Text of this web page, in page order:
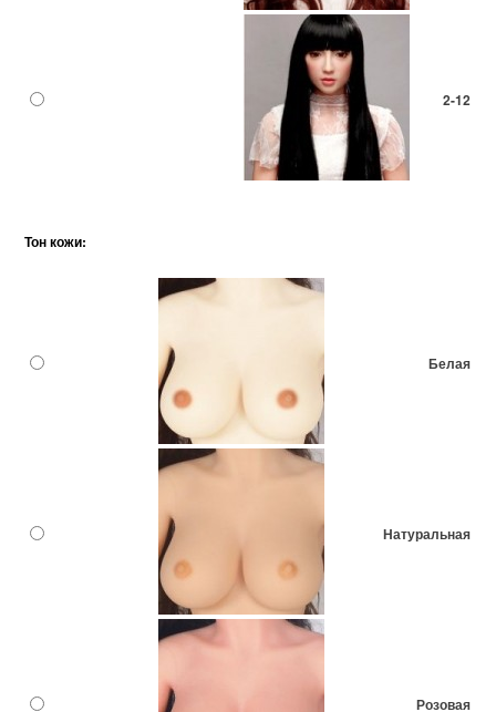
2-12
Тон кожи:
Белая
Натуральная
Розовая